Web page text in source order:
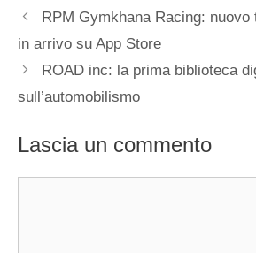
RPM Gymkhana Racing:
in arrivo su App Store
ROAD inc: la prima biblioteca
sull’automobilismo
Lascia un commento